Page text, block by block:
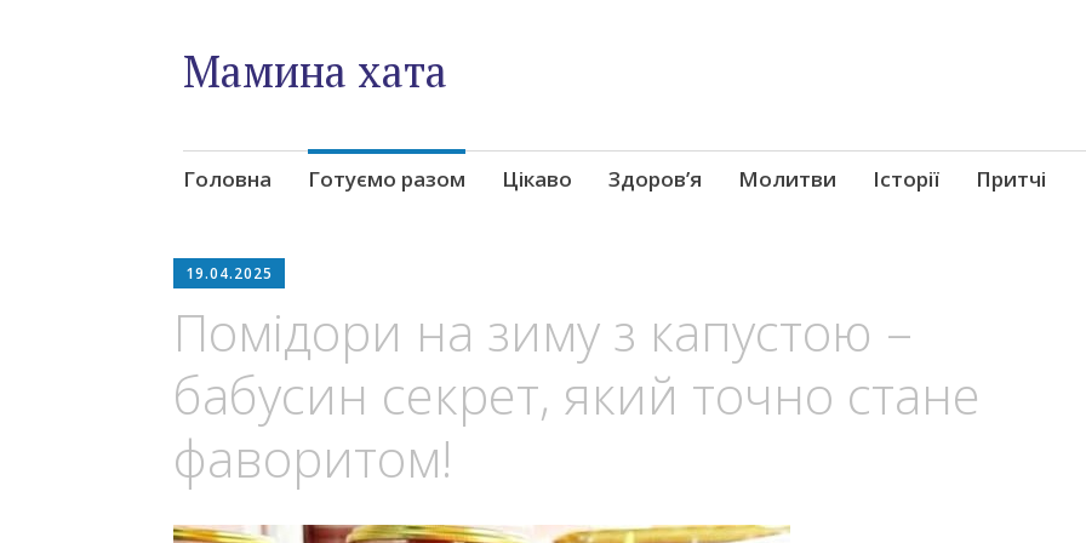
Мамина хата
Skip
Головна Готуємо разом Цікаво Здоров’я Молитви Історії Притчі
19.04.2025
Помідори на зиму з капустою –
бабусин секрет, який точно стане
фаворитом!